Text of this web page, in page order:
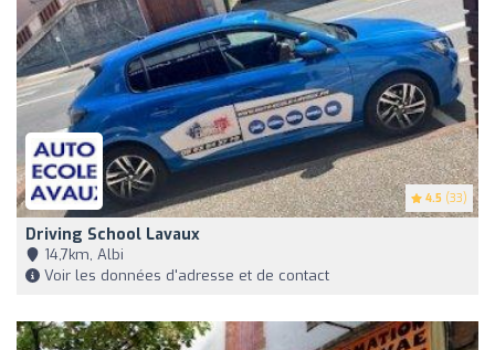
4.5 (33)
Driving School Lavaux
14,7km, Albi
Voir les données d'adresse et de contact